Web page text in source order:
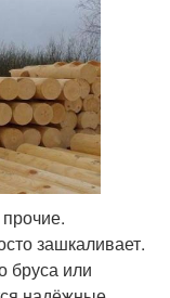
зашкаливает.
бруса или